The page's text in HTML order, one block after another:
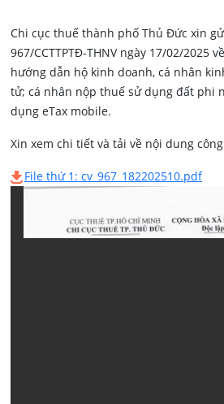
Chi cục thuế thành phố Thủ Đức xin
967/CCTTPTĐ-THNV ngày 17/02/2025
hướng dẫn hộ kinh doanh, cá nhân
tử; cá nhân nộp thuế sử dụng đất phi
dụng eTax mobile.
Xin xem chi tiết và tải về nội dung
File thứ 1: cv_967_182202510.pdf